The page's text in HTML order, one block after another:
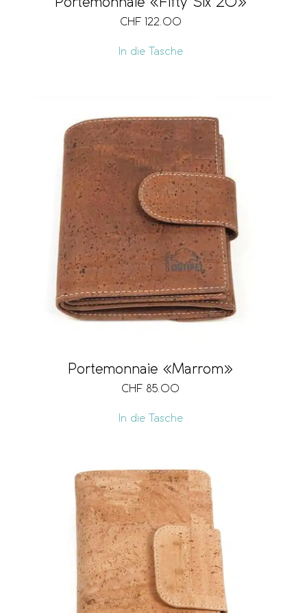
Portemonnaie «Fifty Six 20»
CHF 122.00
In die Tasche
Portemonnaie «Marrom»
CHF 85.00
In die Tasche